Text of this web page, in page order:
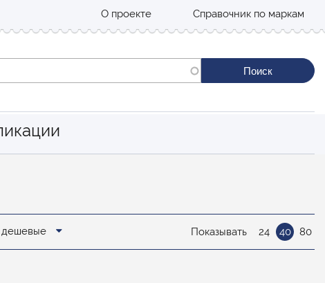
О проекте Справочник по маркам
дешевые Показывать 24 40 80